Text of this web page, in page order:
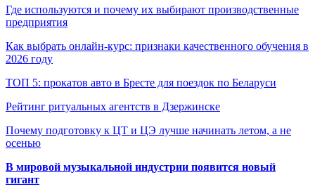
Где используются и почему их выбирают производственные
предприятия
Как выбрать онлайн-курс: признаки качественного обучения в
2026 году
ТОП 5: прокатов авто в Бресте для поездок по Беларуси
Рейтинг ритуальных агентств в Дзержинске
Почему подготовку к ЦТ и ЦЭ лучше начинать летом, а не
осенью
В мировой музыкальной индустрии появится новый
гигант